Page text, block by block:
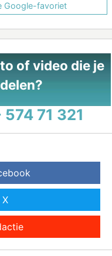
Google-favoriet
of video die je
71 321